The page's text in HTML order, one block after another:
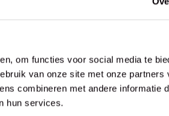
om functies voor social media te
van onze site met onze partners
combineren met andere informatie
hun services.